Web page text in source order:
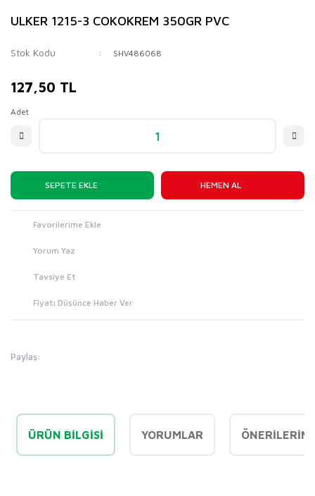
ULKER 1215-3 COKOKREM 350GR PVC
Stok Kodu SHV486068
127,50 TL
Adet
SEPETE EKLE HEMEN AL
Yorum Yaz
Tavsiye Et
Fiyatı Düşünce Haber Ver
Paylaş:
ÜRÜN BILGISI YORUMLAR